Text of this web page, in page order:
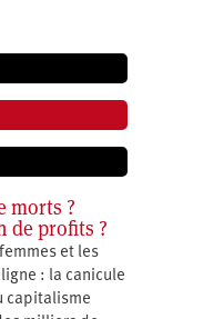
morts ?
de profits ?
et les
: la canicule
capitalisme